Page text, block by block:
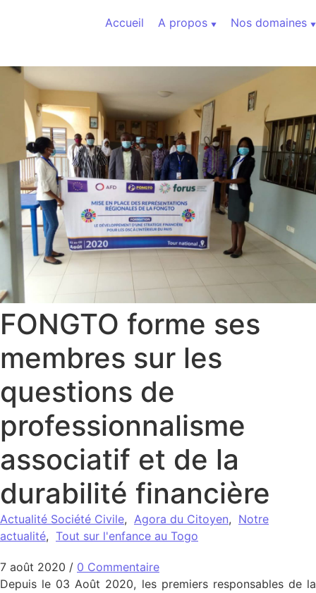
Accueil
A propos Nos domaines
FONGTO forme ses
membres sur les
questions de
professionnalisme
associatif et de la
durabilité financière
Actualité Société Civile, Agora du Citoyen, Notre
actualité, Tout sur l'enfance au Togo
7 août 2020 / 0 Commentaire
Depuis le 03 Août 2020, les premiers responsables de la